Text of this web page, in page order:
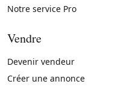
Notre service Pro
Vendre
Devenir vendeur
Créer une annonce